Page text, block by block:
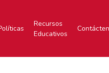
Recursos
Educativos